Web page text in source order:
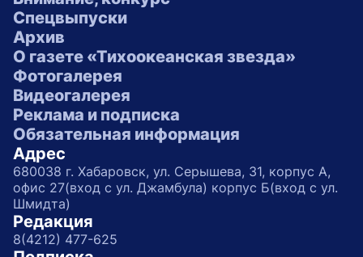
Спецвыпуски
Архив
О газете «Тихоокеанская звезда»
Фотогалерея
Видеогалерея
Реклама и подписка
Обязательная информация
Адрес
680038 г. Хабаровск, ул. Серышева, 31, корпус А,
офис 27(вход с ул. Джамбула) корпус Б(вход с ул.
Шмидта)
Редакция
8(4212) 477-625